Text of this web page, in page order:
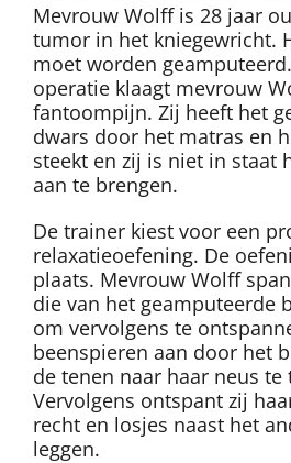
Mevrouw Wolff is 28 jaar
tumor in het kniegewricht.
moet worden
operatie klaagt mevrouw
fantoompijn. Zij heeft het
dwars door het matras en
steekt en zij is niet in staat
aan te brengen.
De trainer kiest voor een
relaxatieoefening. De
plaats. Mevrouw Wolff
die van het geamputeerde
om vervolgens te
beenspieren aan door het
de tenen naar haar neus te
Vervolgens ontspant zij
recht en losjes naast het
leggen.